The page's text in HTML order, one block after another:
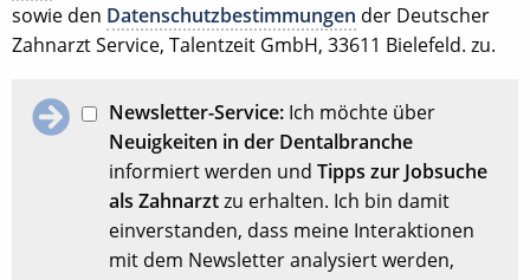
sowie den Datenschutzbestimmungen der Deutscher
Zahnarzt Service, Talentzeit GmbH, 33611 Bielefeld. zu.
Newsletter-Service: Ich möchte über
Neuigkeiten in der Dentalbranche
informiert werden undTipps zur Jobsuche
als Zahnarztzu erhalten. Ich bin damit
einverstanden, dass meine Interaktionen
mit dem Newsletter analysiert werden,